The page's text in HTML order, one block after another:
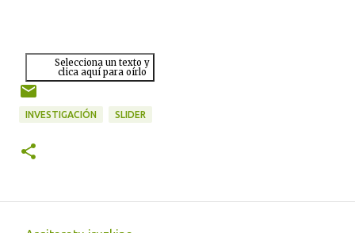
Selecciona un texto y
clica aquí para oírlo
INVESTIGACIÓN SLIDER